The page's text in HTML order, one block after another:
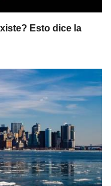
Esto dice la